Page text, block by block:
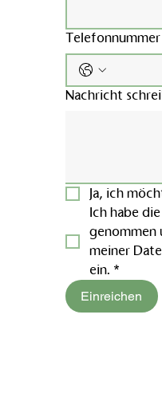
Telefonnummer
Nachricht
Ja, ich
Ich habe die
genommen
meiner
ein. *
Einreichen